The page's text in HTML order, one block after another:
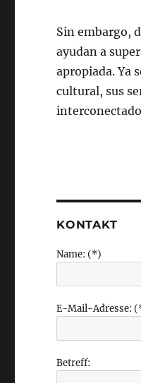
Sin embargo,
ayudan a
apropiada. Ya
cultural, sus
KONTAKT
Name: (*)
E-Mail-Adresse:
Betreff: